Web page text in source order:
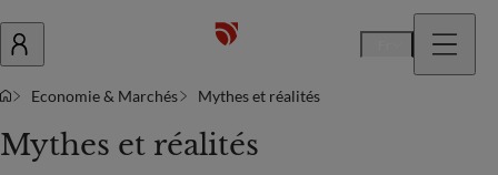
Economie & Marchés Mythes et réalités
Mythes et réalités